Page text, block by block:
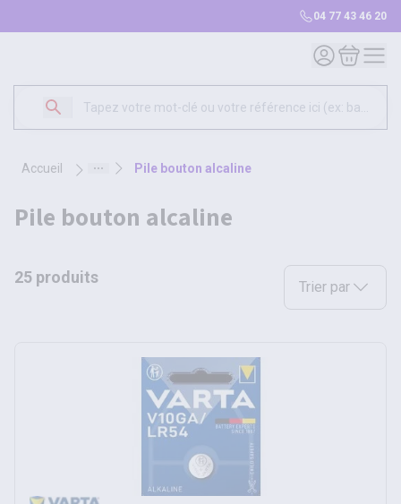
04 77 43 46 20
Mon compte
Mon
accueil pile bouton alcaline
pile bouton alcaline
25 produits
Trier par